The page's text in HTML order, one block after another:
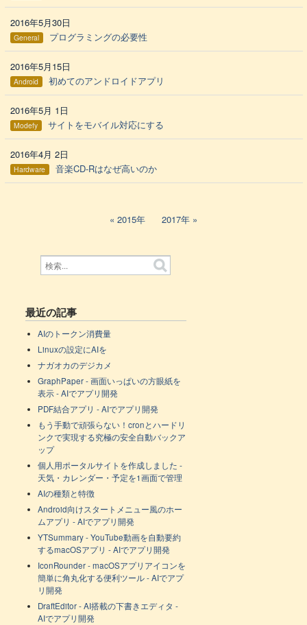
2016年5月30日
General プログラミングの必要性
2016年5月15日
Android 初めてのアンドロイドアプリ
2016年5月 1日
Modefy サイトをモバイル対応にする
2016年4月 2日
Hardware 音楽CD-Rはなぜ高いのか
2015年 2017年
最近の記事
AIのトークン消費量
Linuxの設定にAIを
ナガオカのデジカメ
GraphPaper - 画面いっぱいの方眼紙を
表示 - AIでアプリ開発
PDF結合アプリ - AIでアプリ開発
もう手動で頑張らない！cronとハードリ
ンクで実現する究極の安全自動バックア
ップ
個人用ポータルサイトを作成しました -
天気・カレンダー・予定を1画面で管理
AIの種類と特徴
Android向けスタートメニュー風のホー
ムアプリ - AIでアプリ開発
YTSummary - YouTube動画を自動要約
するmacOSアプリ - AIでアプリ開発
IconRounder - macOSアプリアイコンを
簡単に角丸化する便利ツール - AIでアプ
リ開発
DraftEditor - AI搭載の下書きエディタ -
AIでアプリ開発